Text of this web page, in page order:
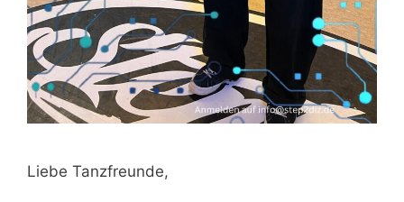
Liebe Tanzfreunde,